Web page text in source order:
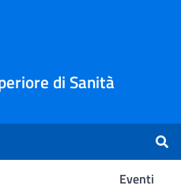
di Sanità
Eventi